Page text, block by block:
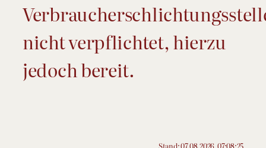
nicht verpflichtet, hierzu
jedoch bereit.